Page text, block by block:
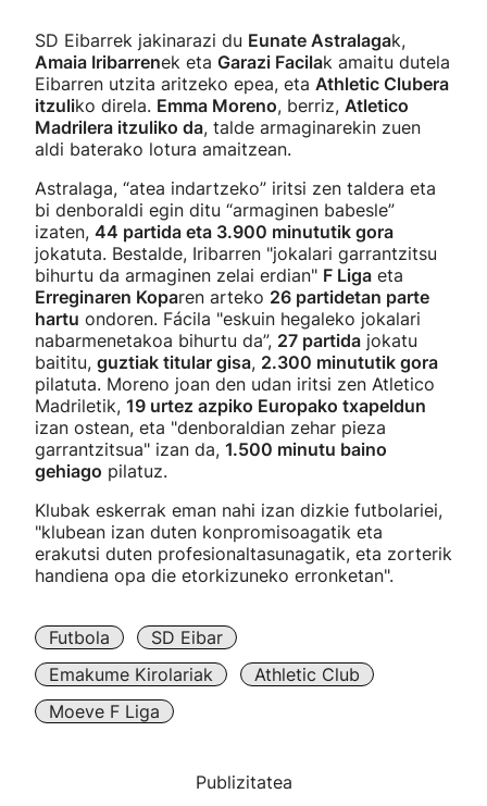
SD Eibarrek jakinarazi du Eunate Astralagak,
Amaia Iribarrenek eta Garazi Facilak amaitu dutela
Eibarren utzita aritzeko epea, eta Athletic Clubera
itzuliko direla. Emma Moreno, berriz, Atletico
Madrilera itzuliko da, talde armaginarekin zuen
aldi baterako lotura amaitzean.
Astralaga, “atea indartzeko” iritsi zen taldera eta
bi denboraldi egin ditu “armaginen babesle”
izaten, 44 partida eta 3.900 minututik gora
jokatuta. Bestalde, Iribarren "jokalari garrantzitsu
bihurtu da armaginen zelai erdian" F Liga eta
Erreginaren Koparen arteko 26 partidetan parte
hartu ondoren. Fácila "eskuin hegaleko jokalari
nabarmenetakoa bihurtu da”, 27 partida jokatu
baititu, guztiak titular gisa, 2.300 minututik gora
pilatuta. Moreno joan den udan iritsi zen Atletico
Madriletik, 19 urtez azpiko Europako txapeldun
izan ostean, eta "denboraldian zehar pieza
garrantzitsua" izan da, 1.500 minutu baino
gehiago pilatuz.
Klubak eskerrak eman nahi izan dizkie futbolariei,
"klubean izan duten konpromisoagatik eta
erakutsi duten profesionaltasunagatik, eta zorterik
handiena opa die etorkizuneko erronketan".
Futbola
SD Eibar
Emakume Kirolariak
Athletic Club
Moeve F Liga
Publizitatea